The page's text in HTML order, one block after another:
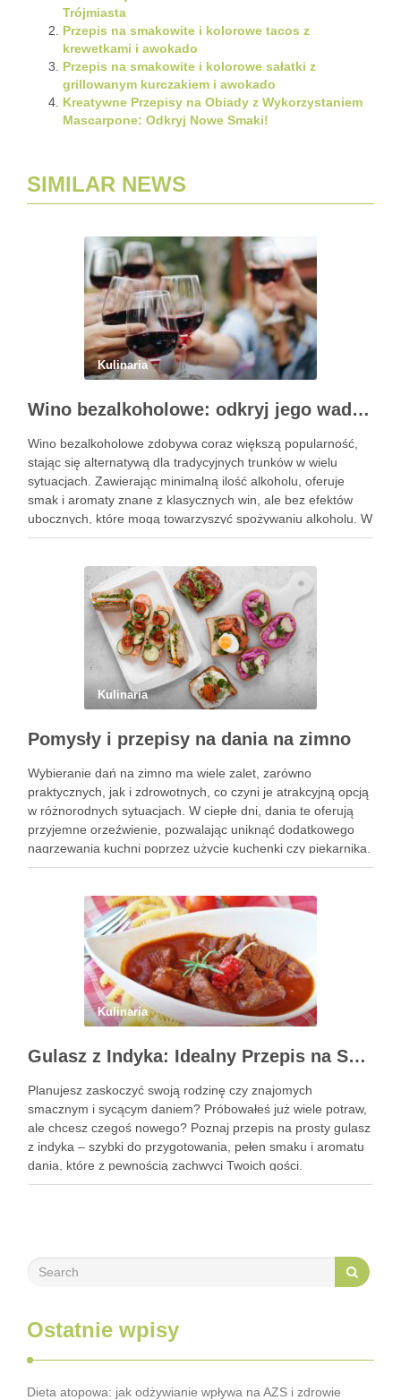
Trójmiasta
Przepis na smakowite i kolorowe tacos z
krewetkami i awokado
Przepis na smakowite i kolorowe sałatki z
grillowanym kurczakiem i awokado
Kreatywne Przepisy na Obiady z Wykorzystaniem
Mascarpone: Odkryj Nowe Smaki!
SIMILAR NEWS
Kulinaria
Wino bezalkoholowe: odkryj jego wady i zalety
Wino bezalkoholowe zdobywa coraz większą popularność,
stając się alternatywą dla tradycyjnych trunków w wielu
sytuacjach. Zawierając minimalną ilość alkoholu, oferuje
smak i aromaty znane z klasycznych win, ale bez efektów
ubocznych, które mogą towarzyszyć spożywaniu alkoholu. W
obliczu rosnącej świadomości zdrowotnej, wiele osób
Kulinaria
Pomysły i przepisy na dania na zimno
Wybieranie dań na zimno ma wiele zalet, zarówno
praktycznych, jak i zdrowotnych, co czyni je atrakcyjną opcją
w różnorodnych sytuacjach. W ciepłe dni, dania te oferują
przyjemne orzeźwienie, pozwalając uniknąć dodatkowego
nagrzewania kuchni poprzez użycie kuchenki czy piekarnika.
To znacząco wpływa na komfort życia, zwłaszcza w gorące,
Kulinaria
Gulasz z Indyka: Idealny Przepis na Szybki i Smaczny Obiad
Planujesz zaskoczyć swoją rodzinę czy znajomych
smacznym i sycącym daniem? Próbowałeś już wiele potraw,
ale chcesz czegoś nowego? Poznaj przepis na prosty gulasz
z indyka – szybki do przygotowania, pełen smaku i aromatu
dania, które z pewnością zachwyci Twoich gości.
Zastanawiasz się, jak go przyrządzić? To bardzo proste!
Ostatnie wpisy
Dieta atopowa: jak odżywianie wpływa na AZS i zdrowie